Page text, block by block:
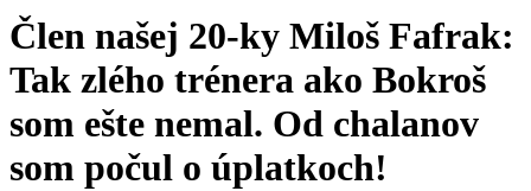
Člen našej 20-ky Miloš Fafrak:
Tak zlého trénera ako Bokroš
som ešte nemal. Od chalanov
som počul o úplatkoch!